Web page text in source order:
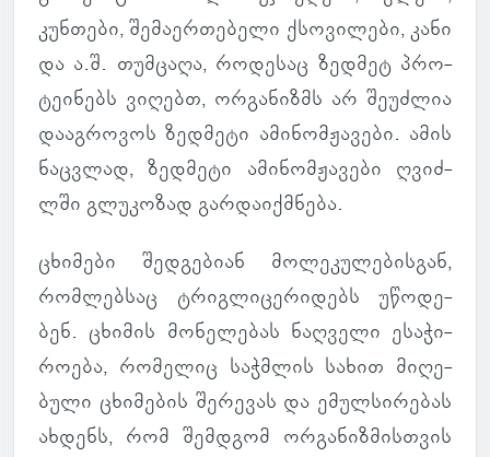
კუნ­თები, შე­მა­ერ­თე­ბელი ქსო­ვი­ლები, კანი
და ა.შ. თუმ­ცაღა, რო­დე­საც ზედ­მეტ პრო­
ტე­ი­ნებს ვი­ღებთ, ორ­გა­ნიზმს არ შე­უძ­ლია
და­აგ­რო­ვოს ზედ­მეტი ამი­ნომ­ჟა­ვები. ამის
ნაც­ვლად, ზედ­მეტი ამი­ნომ­ჟა­ვები ღვიძ­
ლში გლუ­კო­ზად გარ­და­იქ­მნება.
ცხი­მები შედ­გე­ბიან მო­ლე­კუ­ლე­ბის­გან,
რომ­ლებ­საც ტრიგ­ლი­ცე­რი­დებს უწო­დე­
ბენ. ცხი­მის მო­ნე­ლე­ბას ნაღ­ველი ესა­ჭი­
რო­ება, რო­მე­ლიც საჭ­მლის სახით მი­ღე­
ბული ცხი­მე­ბის შე­რე­ვას და ემულ­სი­რე­ბას
ახ­დენს, რომ შემ­დგომ ორ­გა­ნიზ­მის­თვის